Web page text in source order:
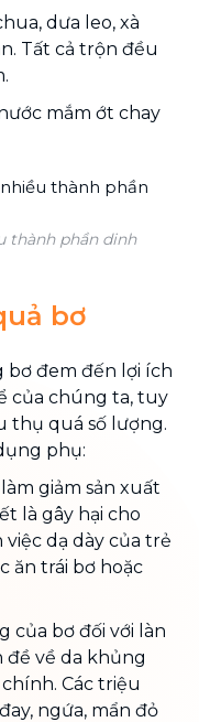
dưa leo, xà
Tất cả trộn đều
mắm ớt chay
thành phần dinh
bơ
đem đến lợi ích
của chúng ta, tuy
thụ quá số lượng.
phụ:
giảm sản xuất
là gây hại cho
dạ dày của trẻ
ăn trái bơ hoặc
của bơ đối với làn
đề về da khủng
Các triệu
ngứa, mẩn đỏ